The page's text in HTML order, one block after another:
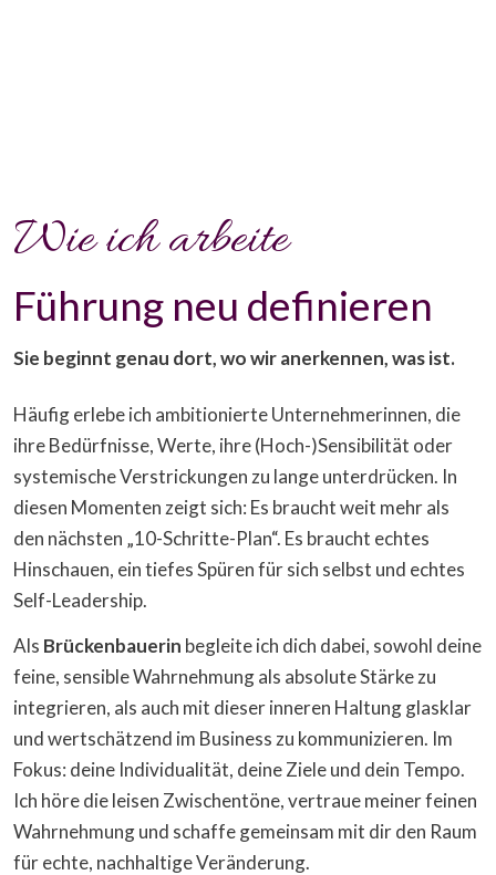
Wie ich arbeite
Führung neu definieren
Sie beginnt genau dort, wo wir anerkennen, was ist.
Häufig erlebe ich ambitionierte Unternehmerinnen, die
ihre Bedürfnisse, Werte, ihre (Hoch-)Sensibilität oder
systemische Verstrickungen zu lange unterdrücken. In
diesen Momenten zeigt sich: Es braucht weit mehr als
den nächsten „10-Schritte-Plan“. Es braucht echtes
Hinschauen, ein tiefes Spüren für sich selbst und echtes
Self-Leadership.
Als Brückenbauerin begleite ich dich dabei, sowohl deine
feine, sensible Wahrnehmung als absolute Stärke zu
integrieren, als auch mit dieser inneren Haltung glasklar
und wertschätzend im Business zu kommunizieren. Im
Fokus: deine Individualität, deine Ziele und dein Tempo.
Ich höre die leisen Zwischentöne, vertraue meiner feinen
Wahrnehmung und schaffe gemeinsam mit dir den Raum
für echte, nachhaltige Veränderung.